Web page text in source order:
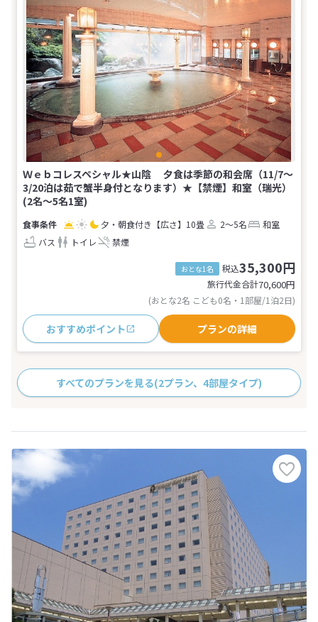
Ｗｅｂコレスペシャル★山陰 夕食は季節の和会席（11/7～
3/20泊は茹で蟹半身付となります）★【禁煙】和室（瑞光）
(2名～5名1室)
夕・朝食付き 【広さ】10畳 2～5名
和室
バス
トイレ 禁煙
おとな1名 税込35,300円
旅行代金合計70,600円
(おとな2名 こども0名・1部屋/1泊2日)
おすすめポイント プランの詳細
すべてのプランを見る(2プラン、4部屋タイプ)